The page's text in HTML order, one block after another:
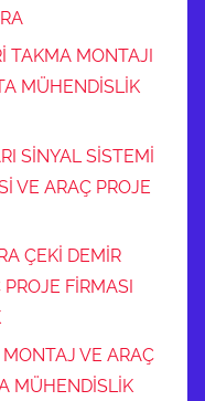
TAKMA MONTAJI
MÜHENDİSLİK
SİNYAL SİSTEMİ
VE ARAÇ PROJE
ÇEKİ DEMİR
FİRMASI
VE ARAÇ
MÜHENDİSLİK